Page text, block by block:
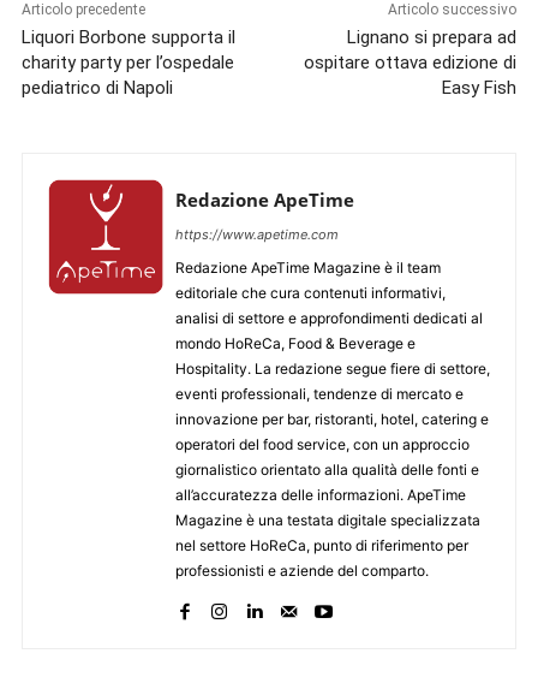
Articolo precedente
Liquori Borbone supporta il
charity party per l’ospedale
pediatrico di Napoli
Articolo successivo
Lignano si prepara ad
ospitare ottava edizione di
Easy Fish
Redazione ApeTime
https://www.apetime.com
Redazione ApeTime Magazine è il team
editoriale che cura contenuti informativi,
analisi di settore e approfondimenti dedicati al
mondo HoReCa, Food & Beverage e
Hospitality. La redazione segue fiere di settore,
eventi professionali, tendenze di mercato e
innovazione per bar, ristoranti, hotel, catering e
operatori del food service, con un approccio
giornalistico orientato alla qualità delle fonti e
all’accuratezza delle informazioni. ApeTime
Magazine è una testata digitale specializzata
nel settore HoReCa, punto di riferimento per
professionisti e aziende del comparto.